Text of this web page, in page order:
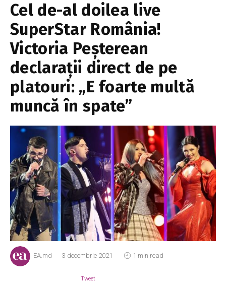
Cel de-al doilea live
SuperStar România!
Victoria Peșterean
declarații direct de pe
platouri: „E foarte multă
muncă în spate”
EA.md 3 decembrie 2021 1 min read
Tweet